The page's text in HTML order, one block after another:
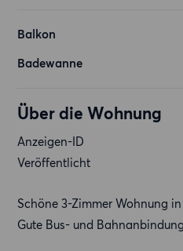
Balkon
Badewanne
Über die Wohnung
Anzeigen-ID
Veröffentlicht
Schöne 3-Zimmer Wohnung
Gute Bus- und